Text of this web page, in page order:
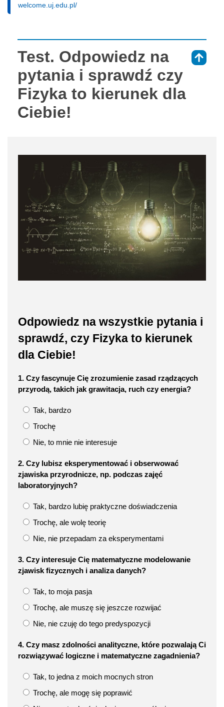
welcome.uj.edu.pl/
Test. Odpowiedz na
pytania i sprawdź czy
Fizyka to kierunek dla
Ciebie!
Odpowiedz na wszystkie pytania i
sprawdź, czy Fizyka to kierunek
dla Ciebie!
1. Czy fascynuje Cię zrozumienie zasad rządzących
przyrodą, takich jak grawitacja, ruch czy energia?
Tak, bardzo
Trochę
Nie, to mnie nie interesuje
2. Czy lubisz eksperymentować i obserwować
zjawiska przyrodnicze, np. podczas zajęć
laboratoryjnych?
Tak, bardzo lubię praktyczne doświadczenia
Trochę, ale wolę teorię
Nie, nie przepadam za eksperymentami
3. Czy interesuje Cię matematyczne modelowanie
zjawisk fizycznych i analiza danych?
Tak, to moja pasja
Trochę, ale muszę się jeszcze rozwijać
Nie, nie czuję do tego predyspozycji
4. Czy masz zdolności analityczne, które pozwalają Ci
rozwiązywać logiczne i matematyczne zagadnienia?
Tak, to jedna z moich mocnych stron
Trochę, ale mogę się poprawić